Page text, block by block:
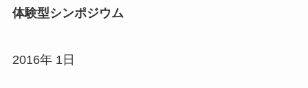
体験型シンポジウム
2016年 1日